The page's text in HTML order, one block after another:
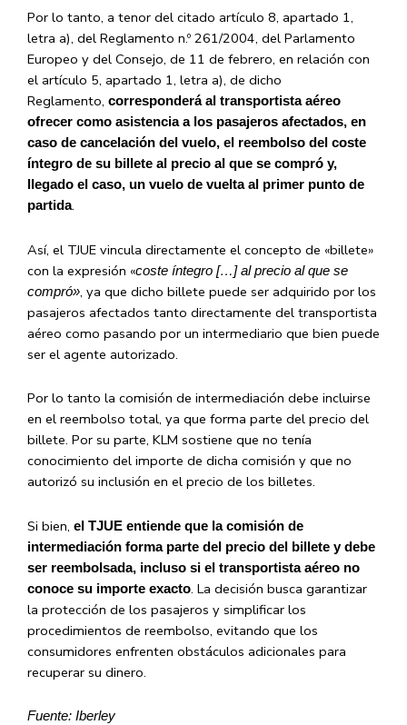
Por lo tanto, a tenor del citado artículo 8, apartado 1,
letra a), del Reglamento n.º 261/2004, del Parlamento
Europeo y del Consejo, de 11 de febrero, en relación con
el artículo 5, apartado 1, letra a), de dicho
Reglamento, corresponderá al transportista aéreo
ofrecer como asistencia a los pasajeros afectados, en
caso de cancelación del vuelo, el reembolso del coste
íntegro de su billete al precio al que se compró y,
llegado el caso, un vuelo de vuelta al primer punto de
partida.
Así, el TJUE vincula directamente el concepto de «billete»
con la expresión «coste íntegro […] al precio al que se
compró», ya que dicho billete puede ser adquirido por los
pasajeros afectados tanto directamente del transportista
aéreo como pasando por un intermediario que bien puede
ser el agente autorizado.
Por lo tanto la comisión de intermediación debe incluirse
en el reembolso total, ya que forma parte del precio del
billete. Por su parte, KLM sostiene que no tenía
conocimiento del importe de dicha comisión y que no
autorizó su inclusión en el precio de los billetes.
Si bien, el TJUE entiende que la comisión de
intermediación forma parte del precio del billete y debe
ser reembolsada, incluso si el transportista aéreo no
conoce su importe exacto. La decisión busca garantizar
la protección de los pasajeros y simplificar los
procedimientos de reembolso, evitando que los
consumidores enfrenten obstáculos adicionales para
recuperar su dinero.
Fuente: Iberley